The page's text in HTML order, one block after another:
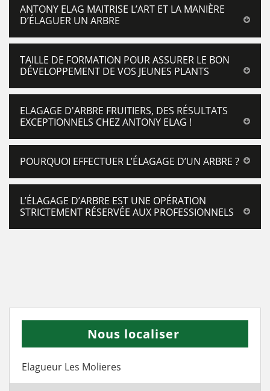
ANTONY ELAG MAITRISE L’ART ET LA MANIÈRE
D’ÉLAGUER UN ARBRE
TAILLE DE FORMATION POUR ASSURER LE BON
DÉVELOPPEMENT DE VOS JEUNES PLANTS
ELAGAGE D'ARBRE FRUITIERS, DES RÉSULTATS
EXCEPTIONNELS CHEZ ANTONY ELAG !
POURQUOI EFFECTUER L’ÉLAGAGE D’UN ARBRE ?
L’ÉLAGAGE D’ARBRE EST UNE OPÉRATION
STRICTEMENT RÉSERVÉE AUX PROFESSIONNELS
Nous localiser
Elagueur Les Molieres